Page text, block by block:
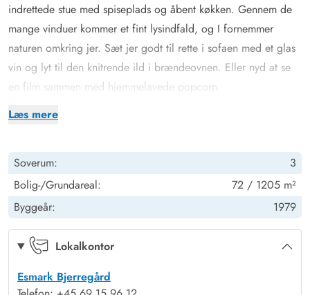
Læs mere
indrettede stue med spiseplads og åbent køkken. Gennem de
mange vinduer kommer et fint lysindfald, og I fornemmer
naturen omkring jer. Sæt jer godt til rette i sofaen med et glas
vin og lyt til den knitrende ild i brændeovnen. Eller nyd at se
en film sammen med hjemmelavede popcorn.
Det veludstyrede køkken har blandt andet induktionskomfur og
friskfanget fisk eller to. Den omkostnings- og energibesparende
varmepumpe sørger for behagelige temperaturer i feriehuset.
Badeværelset har bruser og gulvvarme, så du ikke behøver at
bekymre dig om kolde fødder. Om aftenen kan I fordele jer i 3
hyggelige soveværelser med 6 komfortable sovepladser. Der
med en sovesofa.
Soverum:
3
Bolig-/Grundareal:
72 / 1205 m²
Byggeår:
1979
Lokalkontor
Esmark Bjerregård